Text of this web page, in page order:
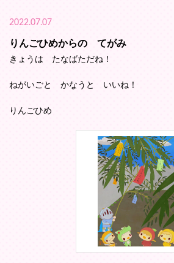
2022.07.07
りんごひめからの てがみ
きょうは たなばただね！
ねがいごと かなうと いいね！
りんごひめ